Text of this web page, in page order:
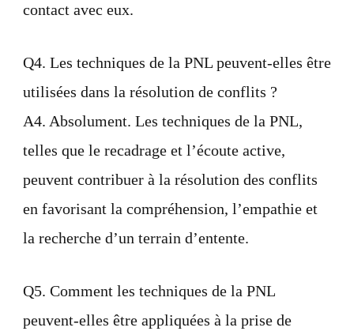
contact avec eux.
Q4. Les techniques de la PNL peuvent-elles être
utilisées dans la résolution de conflits ?
A4. Absolument. Les techniques de la PNL,
telles que le recadrage et l’écoute active,
peuvent contribuer à la résolution des conflits
en favorisant la compréhension, l’empathie et
la recherche d’un terrain d’entente.
Q5. Comment les techniques de la PNL
peuvent-elles être appliquées à la prise de